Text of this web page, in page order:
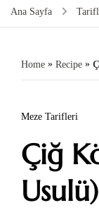
Ana Sayfa
Home » Recipe »
Meze Tarifleri
Çiğ
Usulü)